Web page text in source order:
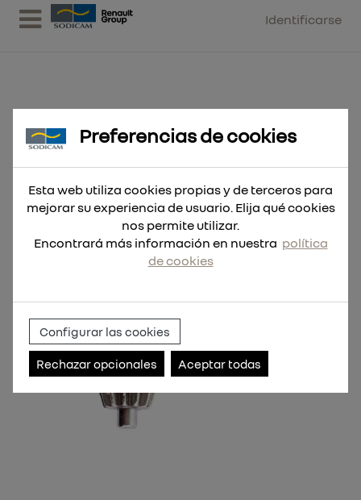
Identificarse
Llave de portabrocas Tipo G
Preferencias de cookies
Esta web utiliza cookies propias y de terceros para
mejorar su experiencia de usuario. Elija qué cookies
nos permite utilizar.
Encontrará más información en nuestra política
de cookies
Configurar las cookies
Rechazar opcionales Aceptar todas